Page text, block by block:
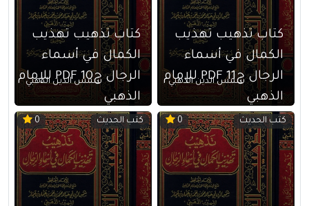
كتاب تذهيب تهذيب
الكمال في أسماء
الرجال ج11 PDF للإمام
الذهبي
شمس الدين الذهبي
كتاب تذهيب تهذيب
الكمال في أسماء
الرجال ج10 PDF للإمام
الذهبي
شمس الدين الذهبي
كتب الحديث 0 كتب الحديث 0